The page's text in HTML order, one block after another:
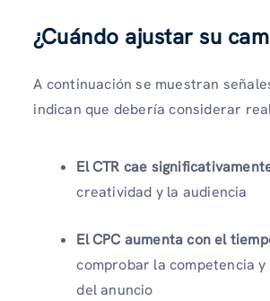
¿Cuándo ajustar su
A continuación se muestran
indican que debería considerar
El CTR cae
creatividad y la audiencia
El CPC aumenta con el
comprobar la competencia
del anuncio